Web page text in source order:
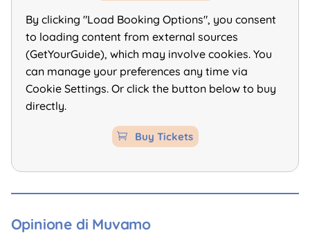
By clicking "Load Booking Options", you consent
to loading content from external sources
(GetYourGuide), which may involve cookies. You
can manage your preferences any time via
Cookie Settings. Or click the button below to buy
directly.
 Buy Tickets
Opinione di Muvamo